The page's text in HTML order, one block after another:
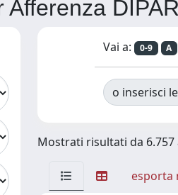
Afferenza
Vai a: 0-9 A
o inserisci
Mostrati risultati da 6.757
esporta